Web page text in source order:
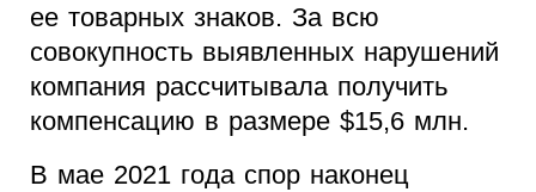
ее товарных знаков. За всю
совокупность выявленных нарушений
компания рассчитывала получить
компенсацию в размере $15,6 млн.
В мае 2021 года спор наконец